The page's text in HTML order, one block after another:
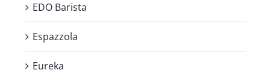
EDO Barista
Espazzola
Eureka